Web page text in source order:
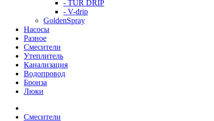
- TUR DRIP
- V-drip
GoldenSpray
Насосы
Разное
Смесители
Утеплитель
Канализация
Водопровод
Бронза
Люки
Смесители